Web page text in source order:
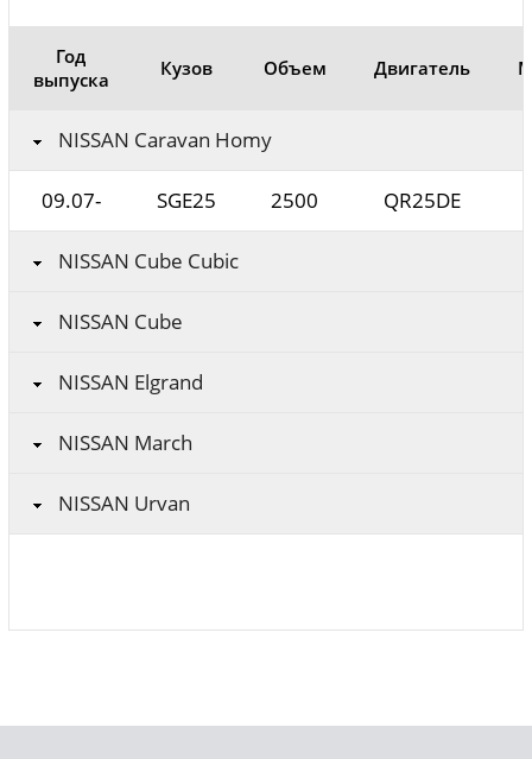
Год
выпуска
Кузов Объем Двигатель
NISSAN Caravan Homy
09.07- SGE25 2500 QR25DE
NISSAN Cube Cubic
NISSAN Cube
NISSAN Elgrand
NISSAN March
NISSAN Urvan